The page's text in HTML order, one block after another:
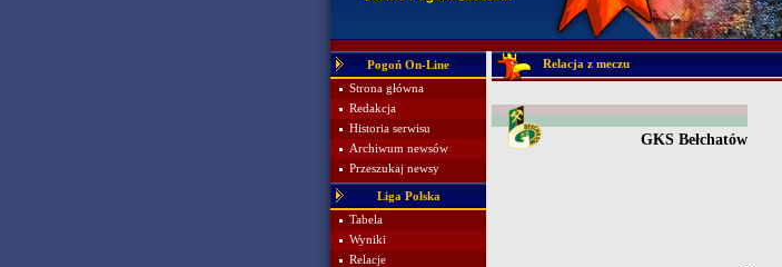
Pogoń On-Line
Strona główna
Redakcja
Historia serwisu
Archiwum newsów
Przeszukaj newsy
Liga Polska
Tabela
Wyniki
Relacje
Relacja z meczu
GKS Bełchatów